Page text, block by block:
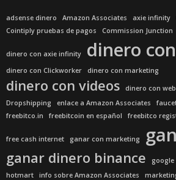
adsense dinero Amazon Associates axie infinity
Cointiply pruebas de pagos
Commission Junction
dinero con axie infinity dinero
dinero con Clickworker dinero con marketing
dinero con videos dinero con
Dropshipping
enlace a Amazon Associates
freebitco.in
freebitcoin en español freebitco
free cash internet ganar con marketing
ganar dinero binance google
hotmart
info sobre Amazon Associates